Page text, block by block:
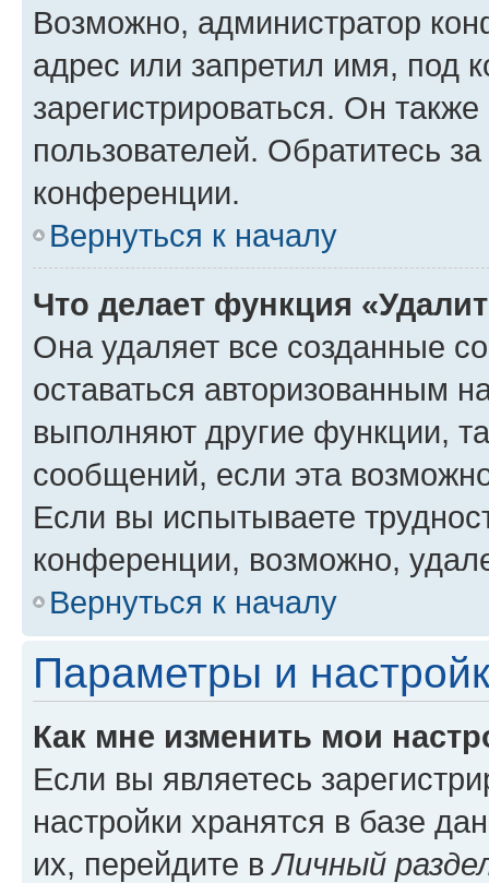
Возможно, администратор
адрес или запретил имя, под
зарегистрироваться. Он
пользователей. Обратитесь
конференции.
Вернуться к началу
Что делает функция
Она удаляет все созданные
оставаться авторизованным
выполняют другие функции,
сообщений, если эта
Если вы испытываете
конференции, возможно,
Вернуться к началу
Параметры и
Как мне изменить мои
Если вы являетесь
настройки хранятся в базе
их, перейдите вЛичный